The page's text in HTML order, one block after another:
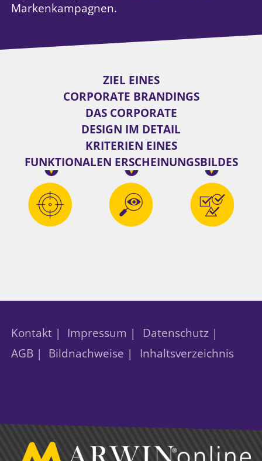
Markenkampagnen.
ZIEL EINES
CORPORATE BRANDINGS
DAS CORPORATE
DESIGN IM DETAIL
KRITERIEN EINES
FUNKTIONALEN ERSCHEINUNGSBILDES
2
3
Kontakt | Impressum |
Datenschutz |
AGB |
Bildnachweise | Inhaltsverzeichnis